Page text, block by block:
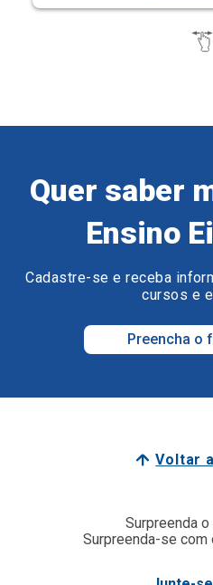
Quer saber
Ensino
Cadastre-se e receba
cursos e
Preencha o
Voltar
Surpreenda
Surpreenda-se com